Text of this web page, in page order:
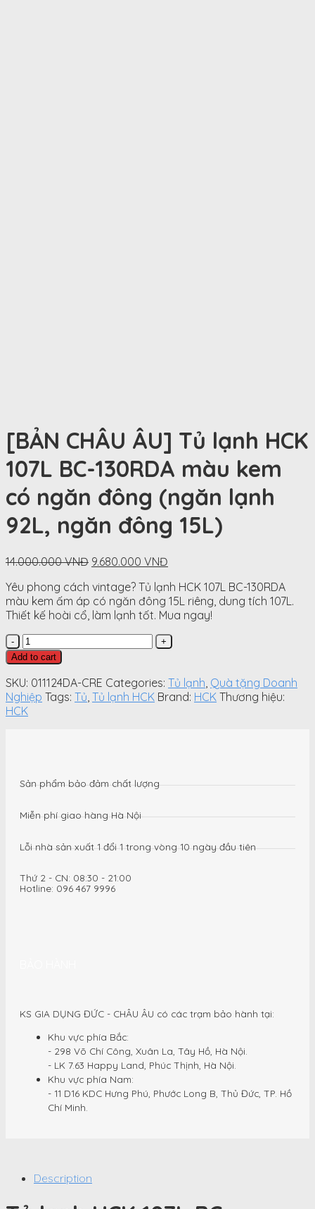
[BẢN CHÂU ÂU] Tủ lạnh HCK
107L BC-130RDA màu kem
có ngăn đông (ngăn lạnh
92L, ngăn đông 15L)
14.000.000VNĐ Original
was:
14.000.000
VNĐ.
9.680.000 VNĐ
is:
9.680.000
VNĐ.
Yêu phong cách vintage? Tủ lạnh HCK 107L BC-130RDA
màu kem ấm áp có ngăn đông 15L riêng, dung tích 107L.
Thiết kế hoài cổ, làm lạnh tốt. Mua ngay!
[BẢN
CHÂU
ÂU]
Tủ
lạnh
HCK
kem
ngăn
đông
lạnh
ngăn
đông
Add to cart
SKU: 011124DA-CRE Categories: Tủ lạnh Quà tặng Doanh
Nghiệp Tags: Tủ Tủ lạnh HCK Brand: HCK Thương hiệu:
HCK
Sản phẩm bảo đảm chất lượng
Miễn phí giao hàng Hà Nội
Lỗi nhà sản xuất 1 đổi 1 trong vòng 10 ngày đầu tiên
Thứ 2 - CN: 08:30 - 21:00
Hotline: 096 467 9996
KS GIA DỤNG ĐỨC - CHÂU ÂU có các trạm bảo hành tại:
Khu vực phía Bắc:
- 298 Võ Chí Công, Xuân La, Tây Hồ, Hà Nội.
- LK 7.63 Happy Land, Phúc Thịnh, Hà Nội.
Khu vực phía Nam:
- 11 D16 KDC Hưng Phú, Phước Long B, Thủ Đức, TP. Hồ
Chí Minh.
Description